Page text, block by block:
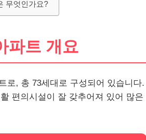
무엇인가요?
파트 개요
로, 총 73세대로 구성되어 있습니다.
편의시설이 잘 갖추어져 있어 많은